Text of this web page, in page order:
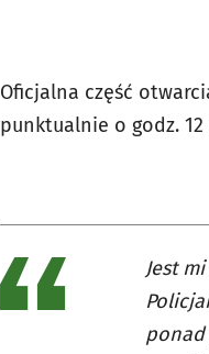
Oficjalna część
punktualnie o godz.
Jest
ponad